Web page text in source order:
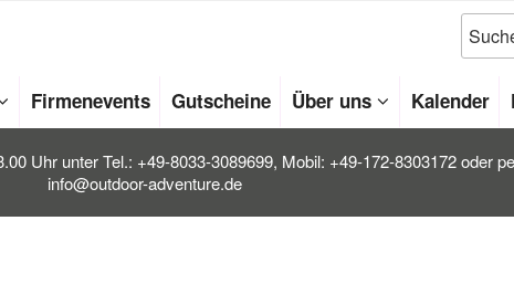
Firmenevents Gutscheine Über uns Kalender
Uhr unter Tel.: +49-8033-3089699, Mobil: +49-172-8303172 oder
info@outdoor-adventure.de